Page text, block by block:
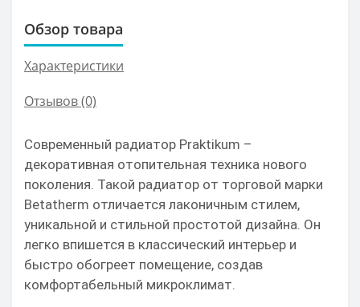
Обзор товара
Характеристики
Отзывов (0)
Современный радиатор Praktikum –
декоративная отопительная техника нового
поколения. Такой радиатор от торговой марки
Betatherm отличается лаконичным стилем,
уникальной и стильной простотой дизайна. Он
легко впишется в классический интерьер и
быстро обогреет помещение, создав
комфортабельный микроклимат.